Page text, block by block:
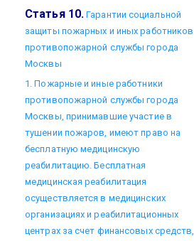
Статья 10. Гарантии социальной
защиты пожарных и иных работников
противопожарной службы города
Москвы
1. Пожарные и иные работники
противопожарной службы города
Москвы, принимавшие участие в
тушении пожаров, имеют право на
бесплатную медицинскую
реабилитацию. Бесплатная
медицинская реабилитация
осуществляется в медицинских
организациях и реабилитационных
центрах за счет финансовых средств,